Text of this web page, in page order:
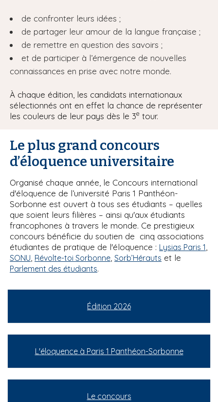
de confronter leurs idées ;
de partager leur amour de la langue française ;
de remettre en question des savoirs ;
et de participer à l’émergence de nouvelles
connaissances en prise avec notre monde.
À chaque édition, les candidats internationaux
sélectionnés ont en effet la chance de représenter
les couleurs de leur pays dès le 3e tour.
Le plus grand concours
d’éloquence universitaire
Organisé chaque année, le Concours international
d'éloquence de l’université Paris 1 Panthéon-
Sorbonne est ouvert à tous ses étudiants – quelles
que soient leurs filières – ainsi qu'aux étudiants
francophones à travers le monde. Ce prestigieux
concours bénéficie du soutien de cinq associations
étudiantes de pratique de l'éloquence : Lysias Paris 1
SONU Révolte-toi Sorbonne Sorb’Hérauts et le
Parlement des étudiants.
Édition 2026
L'éloquence à Paris 1 Panthéon-Sorbonne
Le concours